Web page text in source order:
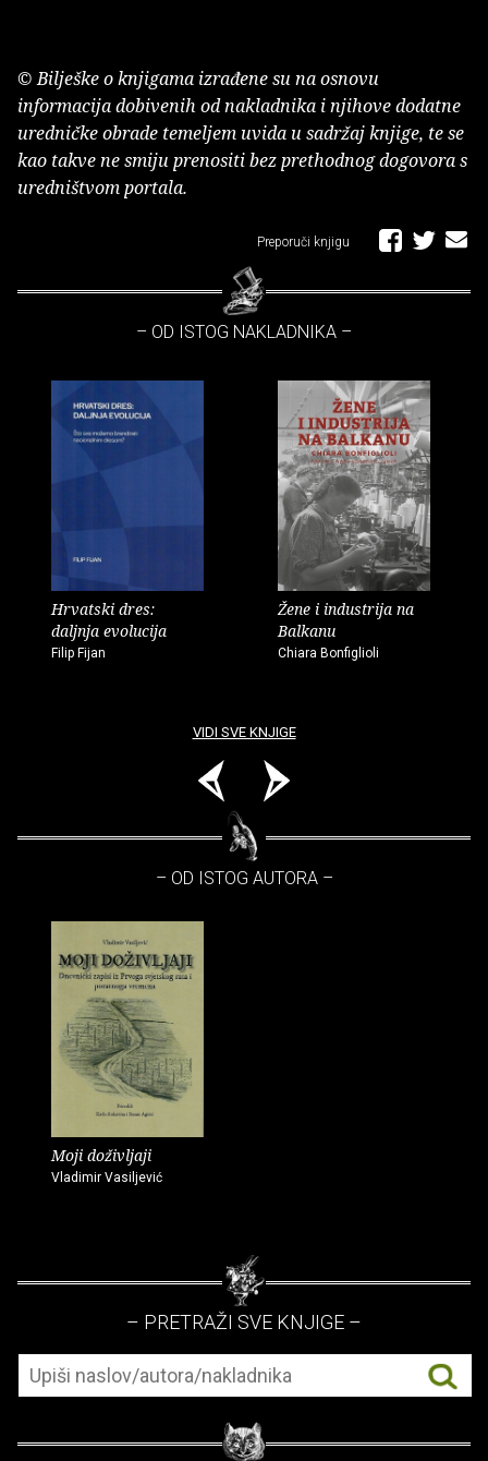
© Bilješke o knjigama izrađene su na osnovu
informacija dobivenih od nakladnika i njihove dodatne
uredničke obrade temeljem uvida u sadržaj knjige, te se
kao takve ne smiju prenositi bez prethodnog dogovora s
uredništvom portala.
Preporuči knjigu
– OD ISTOG NAKLADNIKA –
Hrvatski dres:
daljnja evolucija
Filip Fijan
Žene i industrija na
Balkanu
Chiara Bonfiglioli
VIDI SVE KNJIGE
– OD ISTOG AUTORA –
Moji doživljaji
Vladimir Vasiljević
– PRETRAŽI SVE KNJIGE –